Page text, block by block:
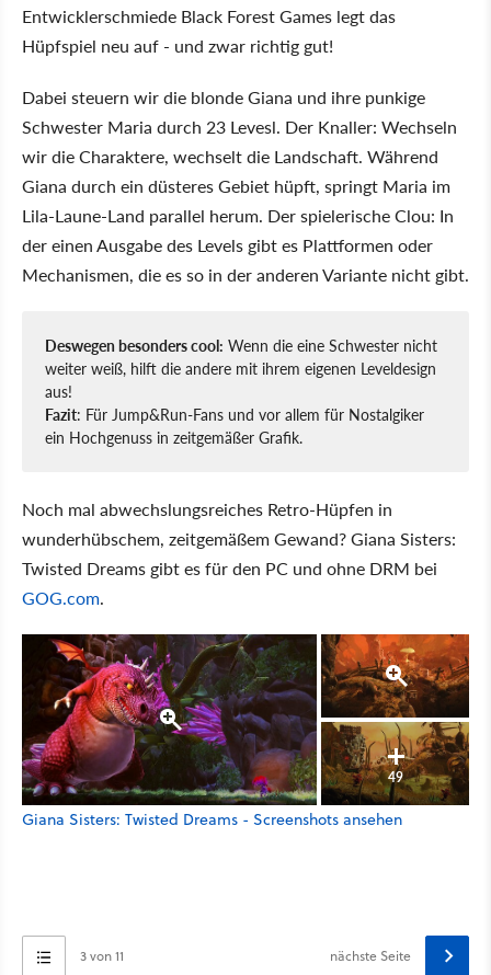
Entwicklerschmiede Black Forest Games legt das
Hüpfspiel neu auf - und zwar richtig gut!
Dabei steuern wir die blonde Giana und ihre punkige
Schwester Maria durch 23 Levesl. Der Knaller: Wechseln
wir die Charaktere, wechselt die Landschaft. Während
Giana durch ein düsteres Gebiet hüpft, springt Maria im
Lila-Laune-Land parallel herum. Der spielerische Clou: In
der einen Ausgabe des Levels gibt es Plattformen oder
Mechanismen, die es so in der anderen Variante nicht gibt.
Deswegen besonders cool: Wenn die eine Schwester nicht
weiter weiß, hilft die andere mit ihrem eigenen Leveldesign
aus!
Fazit: Für Jump&Run-Fans und vor allem für Nostalgiker
ein Hochgenuss in zeitgemäßer Grafik.
Noch mal abwechslungsreiches Retro-Hüpfen in
wunderhübschem, zeitgemäßem Gewand? Giana Sisters:
Twisted Dreams gibt es für den PC und ohne DRM bei
GOG.com.
49
Giana Sisters: Twisted Dreams - Screenshots ansehen
3 von 11 nächste Seite